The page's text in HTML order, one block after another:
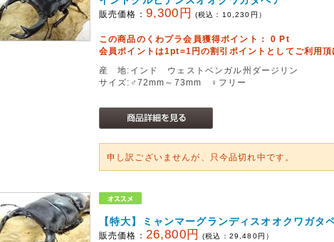
販売価格： 9,300円 (税込： 10,230 円）
この商品のくわプラ会員獲得ポイント：0 Pt
会員ポイントは1pt=1円の割引ポイントとしてご利用頂
産 地:インド ウェストベンガル州ダージリン
サイズ:♂72mm～73mm ♀フリー
申し訳ございませんが、只今品切れ中です。
【特大】ミャンマーグランディスオオクワガタ
販売価格： 26,800円 (税込： 29,480円）